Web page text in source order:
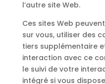
l’autre site Web.
Ces sites Web
sur vous, utiliser des
tiers supplémentaire
interaction avec ce
le suivi de votre
intégré si vous